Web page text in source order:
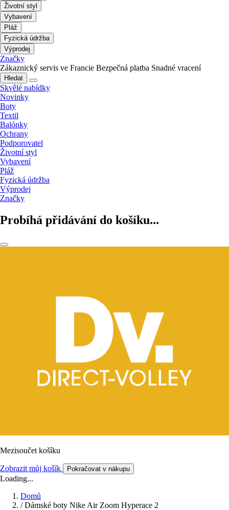
Životní styl
Vybavení
Pláž
Fyzická údržba
Výprodej
Značky
Zákaznický servis ve Francie Bezpečná platba Snadné vracení
Hledat
Skvělé nabídky
Novinky
Boty
Textil
Balónky
Ochrany
Podporovatel
Životní styl
Vybavení
Pláž
Fyzická údržba
Výprodej
Značky
Probíhá přidávání do košíku...
Mezisoučet košíku
Zobrazit můj košík Pokračovat v nákupu
Loading...
Domů
/ Dámské boty Nike Air Zoom Hyperace 2